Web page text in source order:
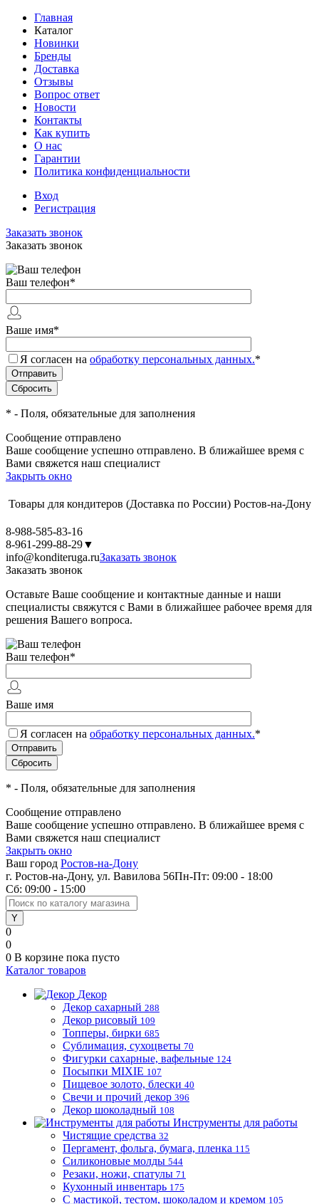
Главная
Каталог
Новинки
Бренды
Доставка
Отзывы
Вопрос ответ
Новости
Контакты
Как купить
О нас
Гарантии
Политика конфиденциальности
Вход
Регистрация
Заказать звонок
Заказать звонок
Ваш телефон*
Ваше имя*
Я согласен на обработку персональных данных.*
* - Поля, обязательные для заполнения
Сообщение отправлено
Ваше сообщение успешно отправлено. В ближайшее время с
Вами свяжется наш специалист
Закрыть окно
Товары для кондитеров (Доставка по России) Ростов-на-Дону
8-988-585-83-16
8-961-299-88-29▼
info@konditeruga.ruЗаказать звонок
Заказать звонок
Оставьте Ваше сообщение и контактные данные и наши
специалисты свяжутся с Вами в ближайшее рабочее время для
решения Вашего вопроса.
Ваш телефон*
Ваше имя
Я согласен на обработку персональных данных.*
* - Поля, обязательные для заполнения
Сообщение отправлено
Ваше сообщение успешно отправлено. В ближайшее время с
Вами свяжется наш специалист
Закрыть окно
Ваш город Ростов-на-Дону
г. Ростов-на-Дону, ул. Вавилова 56Пн-Пт: 09:00 - 18:00
Сб: 09:00 - 15:00
0
0
0 В корзине пока пусто
Каталог товаров
Декор
Декор сахарный 288
Декор рисовый 109
Топперы, бирки 685
Сублимация, сухоцветы 70
Фигурки сахарные, вафельные 124
Посыпки MIXIE 107
Пищевое золото, блески 40
Свечи и прочий декор 396
Декор шоколадный 108
Инструменты для работы
Чистящие средства 32
Пергамент, фольга, бумага, пленка 115
Силиконовые молды 544
Резаки, ножи, спатулы 71
Кухонный инвентарь 175
С мастикой, тестом, шоколадом и кремом 105